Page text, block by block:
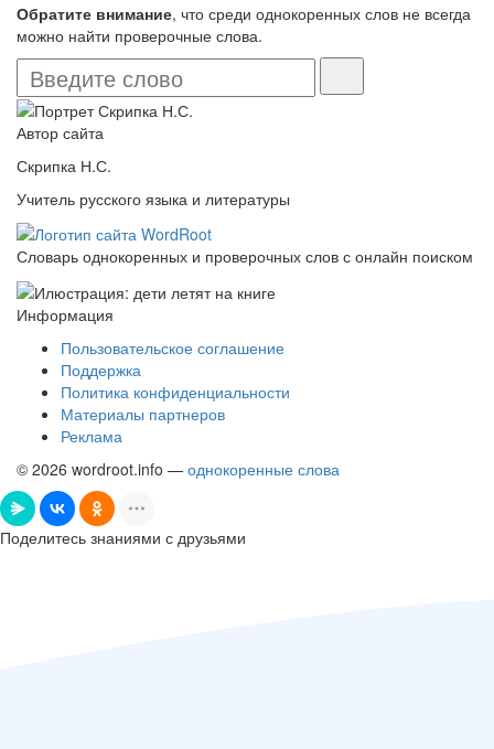
Обратите внимание, что среди однокоренных слов не всегда
можно найти проверочные слова.
Автор сайта
Скрипка Н.С.
Учитель русского языка и литературы
Словарь однокоренных и проверочных слов с онлайн поиском
Информация
Пользовательское соглашение
Поддержка
Политика конфиденциальности
Материалы партнеров
Реклама
© 2026 wordroot.info — однокоренные слова
Поделитесь знаниями с друзьями